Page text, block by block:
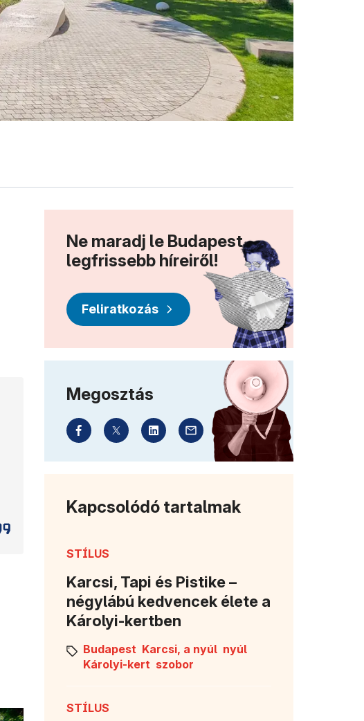
Ne maradj le Budapest
legfrissebb híreiről!
Feliratkozás
Megosztás
Kapcsolódó tartalmak
STÍLUS
Karcsi, Tapi és Pistike –
négylábú kedvencek élete a
Károlyi-kertben
Budapest Karcsi, a nyúl nyúl
Károlyi-kert szobor
STÍLUS